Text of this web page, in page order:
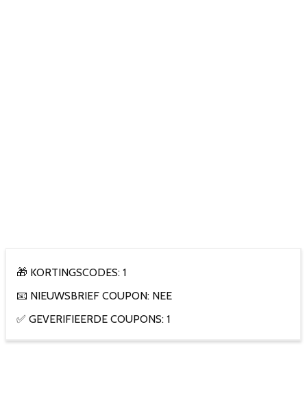
🎁 KORTINGSCODES: 1
📧 NIEUWSBRIEF COUPON: NEE
✅ GEVERIFIEERDE COUPONS: 1